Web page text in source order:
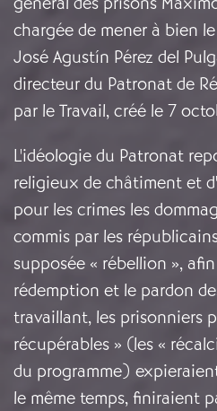
chargée de mener à bien
José Agustín Pérez del
directeur du Patronat de
par le Travail, créé le 7
L'idéologie du Patronat
religieux de châtiment et
pour les crimes les
commis par les
supposée « rébellion »,
rédemption et le pardon
travaillant, les prisonniers
récupérables » (les «
du programme)
le même temps, finiraient